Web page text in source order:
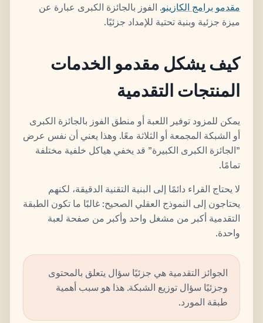
مقدمو برامج الكازينو. الفوز بالجائزة الكبرى عبارة عن
ميزة جزئية وبنية تحتية للإمداد جزئيًا.
كيف يشكل مقدمو الخدمات
المنتجات التقدمية
يمكن للمزود توفير اللعبة أو منطق الفوز بالجائزة الكبرى
أو الشبكة المجمعة أو الثلاثة معًا. وهذا يعني أن نفس عرض
"الجائزة الكبرى الكبيرة" قد يخفي هياكل خلفية مختلفة
تمامًا.
لا يحتاج القراء دائمًا إلى البنية التقنية الدقيقة، لكنهم
يحتاجون إلى النموذج العقلي الصحيح: غالبًا ما تكون الطبقة
التقدمية أكبر من مشغل واحد وأكبر من صفحة لعبة
واحدة.
الجوائز التقدمية هي جزئيًا سؤال يتعلق بالمحتوى
وجزئيًا سؤال توزيع الشبكة. هذا هو سبب أهمية
طبقة المورد.